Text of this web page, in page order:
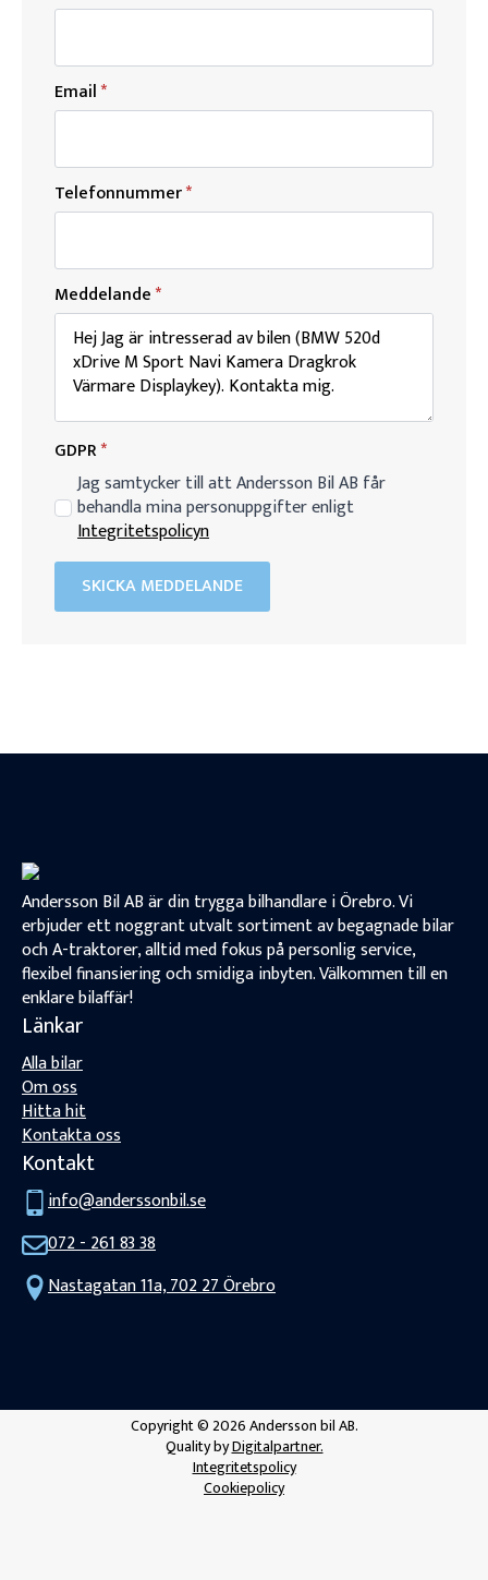
Email*
Telefonnummer*
Meddelande*
GDPR*
Jag samtycker till att Andersson Bil AB får
behandla mina personuppgifter enligt
Integritetspolicyn
SKICKA MEDDELANDE
Andersson Bil AB är din trygga bilhandlare i Örebro. Vi
erbjuder ett noggrant utvalt sortiment av begagnade bilar
och A-traktorer, alltid med fokus på personlig service,
flexibel finansiering och smidiga inbyten. Välkommen till en
enklare bilaffär!
Länkar
Alla bilar
Om oss
Hitta hit
Kontakta oss
Kontakt
info@anderssonbil.se
072 - 261 83 38
Nastagatan 11a, 702 27 Örebro
Copyright © 2026 Andersson bil AB.
Quality byDigitalpartner.
Integritetspolicy
Cookiepolicy